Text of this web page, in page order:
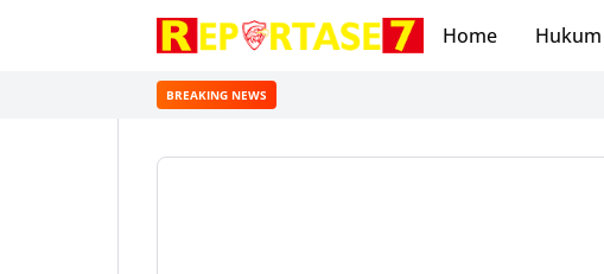
Home Hukum
BREAKING NEWS